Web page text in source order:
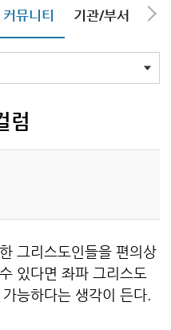
커뮤니티 기관/부서 선
럼
그리스도인들을 편의상
있다면 좌파 그리스도
능하다는 생각이 든다.